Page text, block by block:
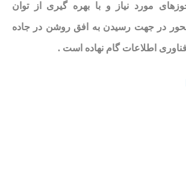
مورد نیاز و با بهره گیری از توان
در جهت رسیدن به افق روشن در جاده
اطلاعات گام نهاده است .